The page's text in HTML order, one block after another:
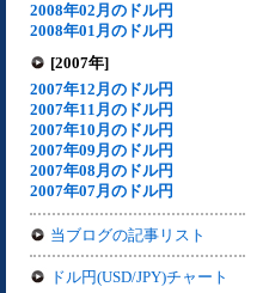
2008年02月のドル円
2008年01月のドル円
[2007年]
2007年12月のドル円
2007年11月のドル円
2007年10月のドル円
2007年09月のドル円
2007年08月のドル円
2007年07月のドル円
当ブログの記事リスト
ドル円(USD/JPY)チャート